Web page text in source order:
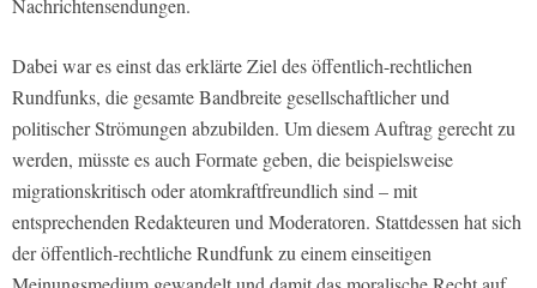
Nachrichtensendungen.
Dabei war es einst das erklärte Ziel des öffentlich-rechtlichen
Rundfunks, die gesamte Bandbreite gesellschaftlicher und
politischer Strömungen abzubilden. Um diesem Auftrag gerecht zu
werden, müsste es auch Formate geben, die beispielsweise
migrationskritisch oder atomkraftfreundlich sind – mit
entsprechenden Redakteuren und Moderatoren. Stattdessen hat sich
der öffentlich-rechtliche Rundfunk zu einem einseitigen